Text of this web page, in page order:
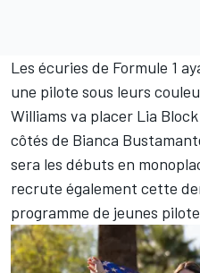
Les écuries de Formule 1
une pilote sous leurs
Williams va placer Lia
côtés de Bianca
sera les débuts en
recrute également cette
programme de jeunes